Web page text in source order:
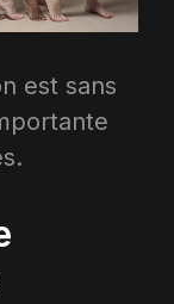
est sans